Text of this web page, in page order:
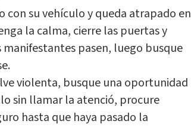
con su vehículo y queda atrapado en
la calma, cierre las puertas y
manifestantes pasen, luego busque
violenta, busque una oportunidad
sin llamar la atenció, procure
hasta que haya pasado la